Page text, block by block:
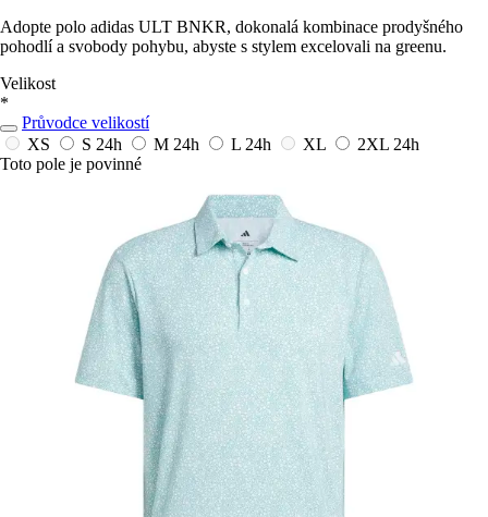
Adopte polo adidas ULT BNKR, dokonalá kombinace prodyšného
pohodlí a svobody pohybu, abyste s stylem excelovali na greenu.
Velikost
*
Průvodce velikostí
XS
S 24h M 24h L 24h XL 2XL 24h
Toto pole je povinné